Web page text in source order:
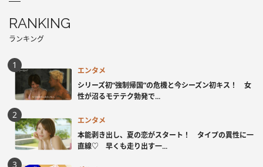
RANKING
ランキング
エンタメ
シリーズ初“強制帰国”の危機と今シーズン初キス！ 女
性が沼るモテテク勃発で...
エンタメ
本能剥き出し、夏の恋がスタート！ タイプの異性に一
直線♡ 早くも走り出す一...